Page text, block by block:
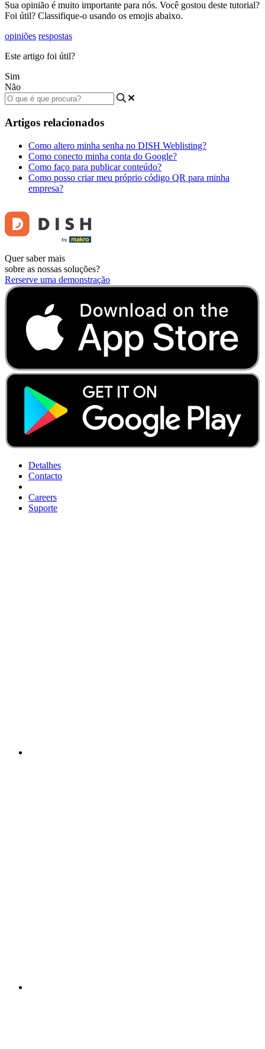
Sua opinião é muito importante para nós. Você gostou deste tutorial?
Foi útil? Classifique-o usando os emojis abaixo.
opiniões respostas
Este artigo foi útil?
Sim
Não
Artigos relacionados
Como altero minha senha no DISH Weblisting?
Como conecto minha conta do Google?
Como faço para publicar conteúdo?
Como posso criar meu próprio código QR para minha
empresa?
Quer saber mais
sobre as nossas soluções?
Rerserve uma demonstração
Detalhes
Contacto
Careers
Suporte